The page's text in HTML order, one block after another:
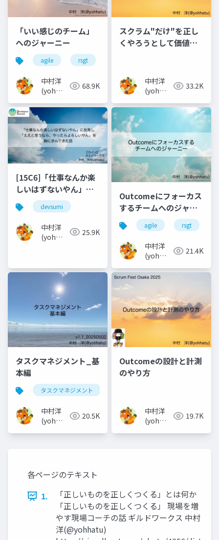
「いい感じのチーム」
へのジャーニー
agile rsgt
中村洋
(yoh
68.9K
スクラム"だけ"を正し
くやろうとして価値あ
中村洋
(yoh
33.2K
[15C6]「仕事なんか楽
しいはずないやん」に
反発し「ええと思うな
ら、やったらよろしい
やん」を胸に歩んでき
た話_2
devsumi
中村洋
(yoh
25.9K
Outcomeにフォーカス
するチームへのジャー
ニー
agile rsgt
中村洋
(yoh
21.4K
タスクマネジメント_基
本編
タスクマネジメント
中村洋
(yoh
20.5K
Outcomeの設計と計測
のやり方
中村洋
(yoh
19.7K
各ページのテキスト
1.
「正しいものを正しくつくる」とは何か
「正しいものを正しくつくる」 現場を増
やす現場コーチの話 ギルドワークス 中村
洋(@yohhatu)